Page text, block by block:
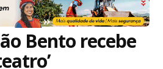
Bento recebe